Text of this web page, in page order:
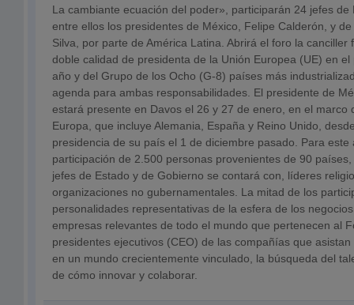
La cambiante ecuación del poder», participarán 24 jefes de
entre ellos los presidentes de México, Felipe Calderón, y
Silva, por parte de América Latina. Abrirá el foro la canciller
doble calidad de presidenta de la Unión Europea (UE) en
año y del Grupo de los Ocho (G-8) países más
agenda para ambas responsabilidades. El presidente de
estará presente en Davos el 26 y 27 de enero, en el marco
Europa, que incluye Alemania, España y Reino Unido,
presidencia de su país el 1 de diciembre pasado. Para este
participación de 2.500 personas provenientes de 90
jefes de Estado y de Gobierno se contará con, líderes
organizaciones no gubernamentales. La mitad de los
personalidades representativas de la esfera de los
empresas relevantes de todo el mundo que pertenecen al
presidentes ejecutivos (CEO) de las compañías que
en un mundo crecientemente vinculado, la búsqueda del
de cómo innovar y colaborar.